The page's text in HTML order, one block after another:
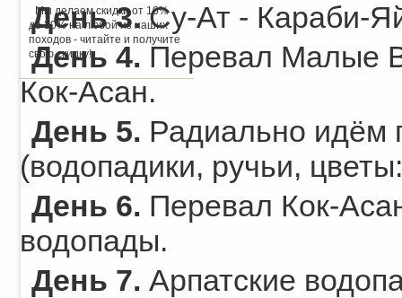
День 3.Су-Ат - Караби-
День 4. Перевал Малые
Кок-Асан.
День 5. Радиально идём
(водопадики, ручьи,
День 6. Перевал Кок-
водопады.
День 7. Арпатские
Мы делаем скидки от 10%
до 30% на любой из наших
походов - читайте и получите
свою скидку!